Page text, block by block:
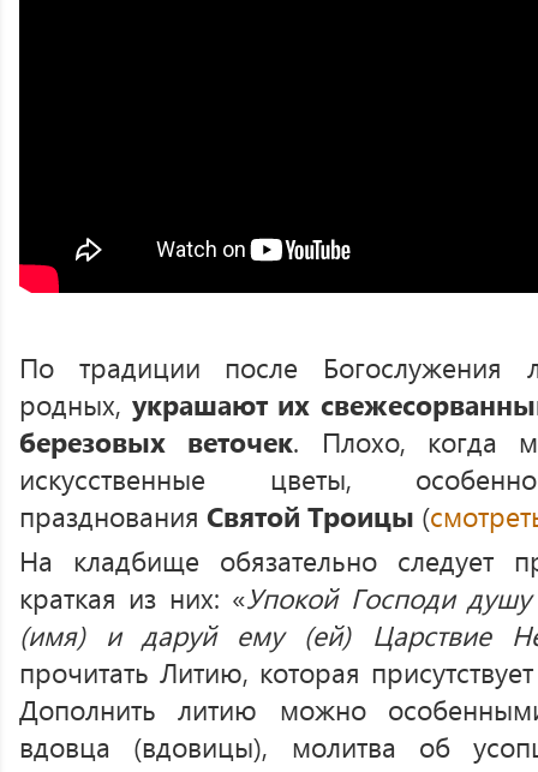
По традиции после
родных, украшают их
березовых веточек. Плохо, когда
искусственные цветы,
празднования Святой Троицы (
На кладбище обязательно следует
краткая из них: «Упокой Господи
(имя) и даруй ему (ей) Царствие
прочитать Литию, которая
Дополнить литию можно
вдовца (вдовицы), молитва об